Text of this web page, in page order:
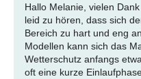
Hallo Melanie, vielen
leid zu hören, dass sich
Bereich zu hart und eng
Modellen kann sich das
Wetterschutz anfangs
oft eine kurze